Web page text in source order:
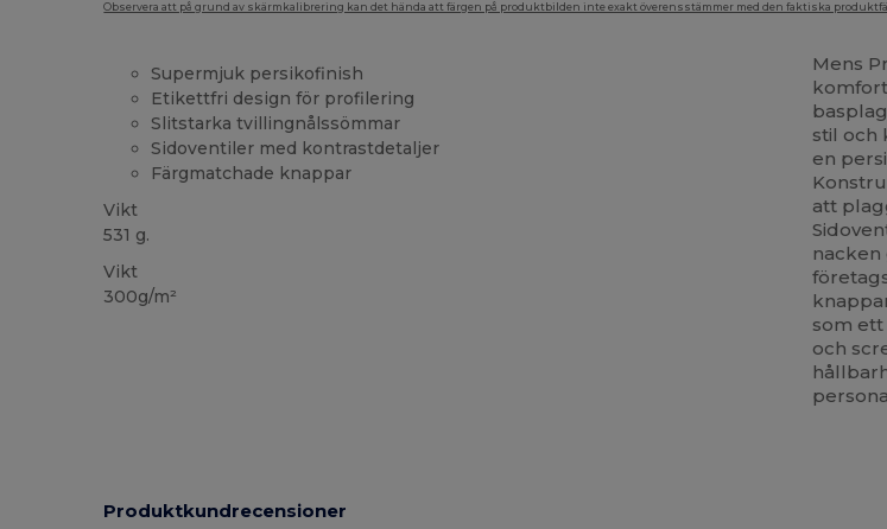
Observera att på grund av skärmkalibrering kan det hända att färgen på produktbilden inte exakt överensstämmer med den faktiska
Supermjuk persikofinish
Etikettfri design för profilering
Slitstarka tvillingnålssömmar
Sidoventiler med kontrastdetaljer
Färgmatchade knappar
Vikt
531 g.
Vikt
300g/m²
Mens
stil och
en
att
som
och
Produktkundrecensioner